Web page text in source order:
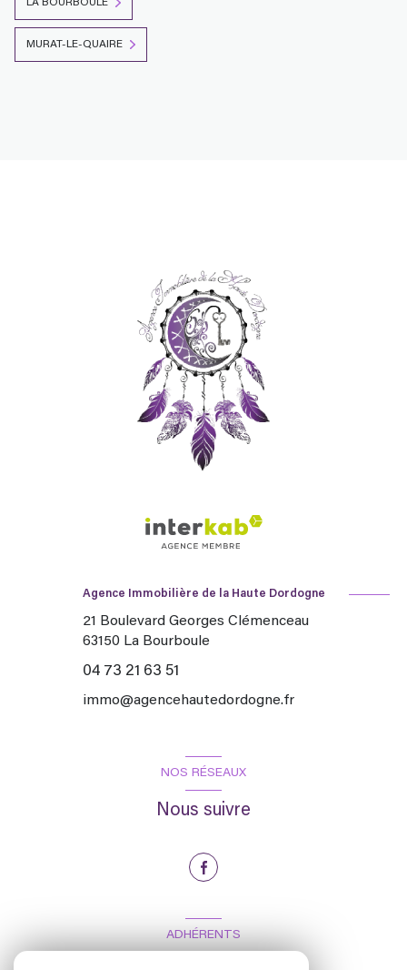
LA BOURBOULE
MURAT-LE-QUAIRE
Agence Immobilière de la Haute Dordogne
21 Boulevard Georges Clémenceau
63150 La Bourboule
04 73 21 63 51
immo@agencehautedordogne.fr
NOS RÉSEAUX
Nous suivre
ADHÉRENTS